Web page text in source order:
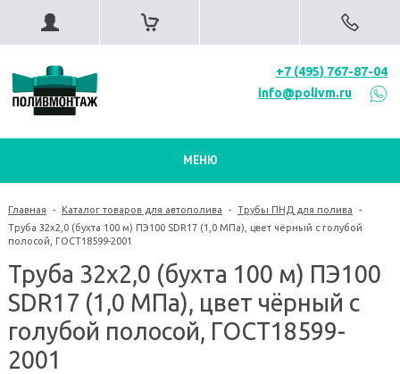
+7 (495) 767-87-04
info@polivm.ru
МЕНЮ
Главная - Каталог товаров для автополива - Трубы ПНД для полива
-
Труба 32х2,0 (бухта 100 м) ПЭ100 SDR17 (1,0 МПа), цвет чёрный с голубой
полосой, ГОСТ18599-2001
Труба 32х2,0 (бухта 100 м) ПЭ100
SDR17 (1,0 МПа), цвет чёрный с
голубой полосой, ГОСТ18599-
2001